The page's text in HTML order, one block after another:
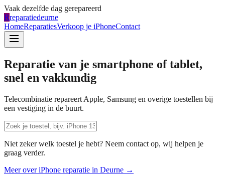
Vaak dezelfde dag gerepareerd
Rreparatiedeurne
HomeReparatiesVerkoop je iPhoneContact
Reparatie van je smartphone of tablet,
snel en vakkundig
Telecombinatie repareert Apple, Samsung en overige toestellen bij
een vestiging in de buurt.
Niet zeker welk toestel je hebt? Neem contact op, wij helpen je
graag verder.
Meer over iPhone reparatie in Deurne →